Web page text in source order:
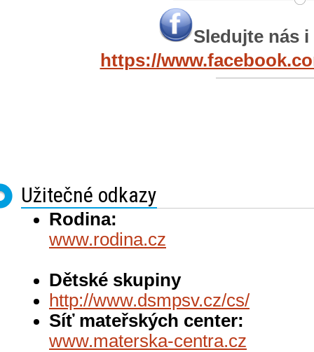
Sledujte nás
https://
Užitečné odkazy
Rodina:
www.rodina.cz
Dětské skupiny
http://www.dsmpsv.cz/cs/
Síť mateřských center:
www.materska-centra.cz